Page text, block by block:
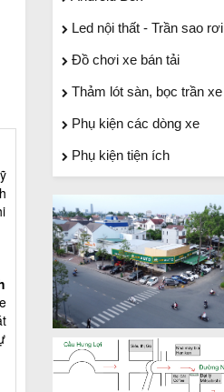
Led nội thất - Trần sao rơi
Đồ chơi xe bán tải
Thảm lót sàn, bọc trần xe
Phụ kiện các dòng xe
Phụ kiện tiện ích